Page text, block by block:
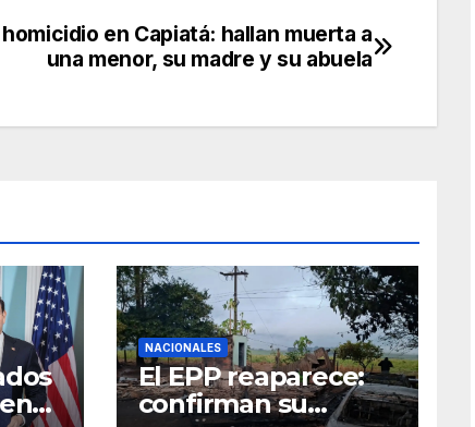
en Capiatá: hallan muerta a
una menor, su madre y su abuela
NACIONALES
El EPP reaparece:
confirman su